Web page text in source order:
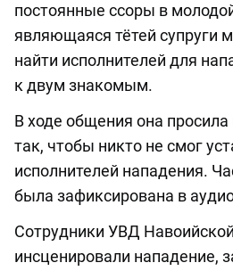
постоянные ссоры в
являющаяся тётей супруги
найти исполнителей для
к двум знакомым.
В ходе общения она
так, чтобы никто не смог
исполнителей нападения.
была зафиксирована в
Сотрудники УВД
инсценировали нападение,